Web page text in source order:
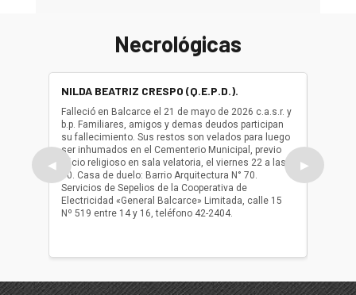
Necrológicas
◀
NILDA BEATRIZ CRESPO (Q.E.P.D.).
Falleció en Balcarce el 21 de mayo de 2026 c.a.s.r. y
b.p. Familiares, amigos y demas deudos participan
su fallecimiento. Sus restos son velados para luego
ser inhumados en el Cementerio Municipal, previo
oficio religioso en sala velatoria, el viernes 22 a las
10. Casa de duelo: Barrio Arquitectura N° 70.
Servicios de Sepelios de la Cooperativa de
Electricidad «General Balcarce» Limitada, calle 15
Nº 519 entre 14 y 16, teléfono 42-2404.
ser
oficio
▶